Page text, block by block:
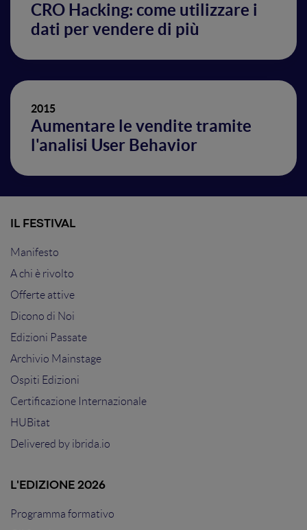
CRO Hacking: come utilizzare i
dati per vendere di più
2015
Aumentare le vendite tramite
l'analisi User Behavior
IL FESTIVAL
Manifesto
A chi è rivolto
Offerte attive
Dicono di Noi
Edizioni Passate
Archivio Mainstage
Ospiti Edizioni
Certificazione Internazionale
HUBitat
Delivered by ibrida.io
L'EDIZIONE 2026
Programma formativo